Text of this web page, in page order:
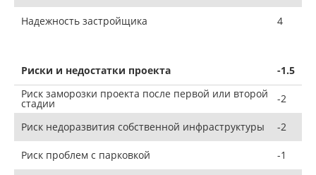
Надежность застройщика 4
Риски и недостатки проекта
-1.5
Риск заморозки проекта после первой или второй
стадии -2
Риск недоразвития собственной инфраструктуры -2
Риск проблем с парковкой -1